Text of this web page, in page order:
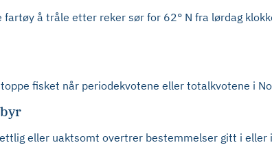
å tråle etter reker sør for 62° N fra lørdag
fisket når periodekvotene eller totalkvotene i
eller uaktsomt overtrer bestemmelser gitt i